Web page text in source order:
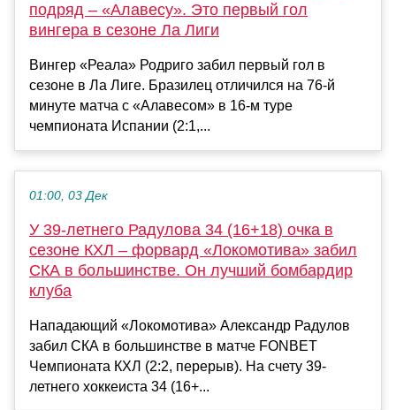
подряд – «Алавесу». Это первый гол
вингера в сезоне Ла Лиги
Вингер «Реала» Родриго забил первый гол в
сезоне в Ла Лиге. Бразилец отличился на 76-й
минуте матча с «Алавесом» в 16-м туре
чемпионата Испании (2:1,...
01:00, 03 Дек
У 39-летнего Радулова 34 (16+18) очка в
сезоне КХЛ – форвард «Локомотива» забил
СКА в большинстве. Он лучший бомбардир
клуба
Нападающий «Локомотива» Александр Радулов
забил СКА в большинстве в матче FONBET
Чемпионата КХЛ (2:2, перерыв). На счету 39-
летнего хоккеиста 34 (16+...